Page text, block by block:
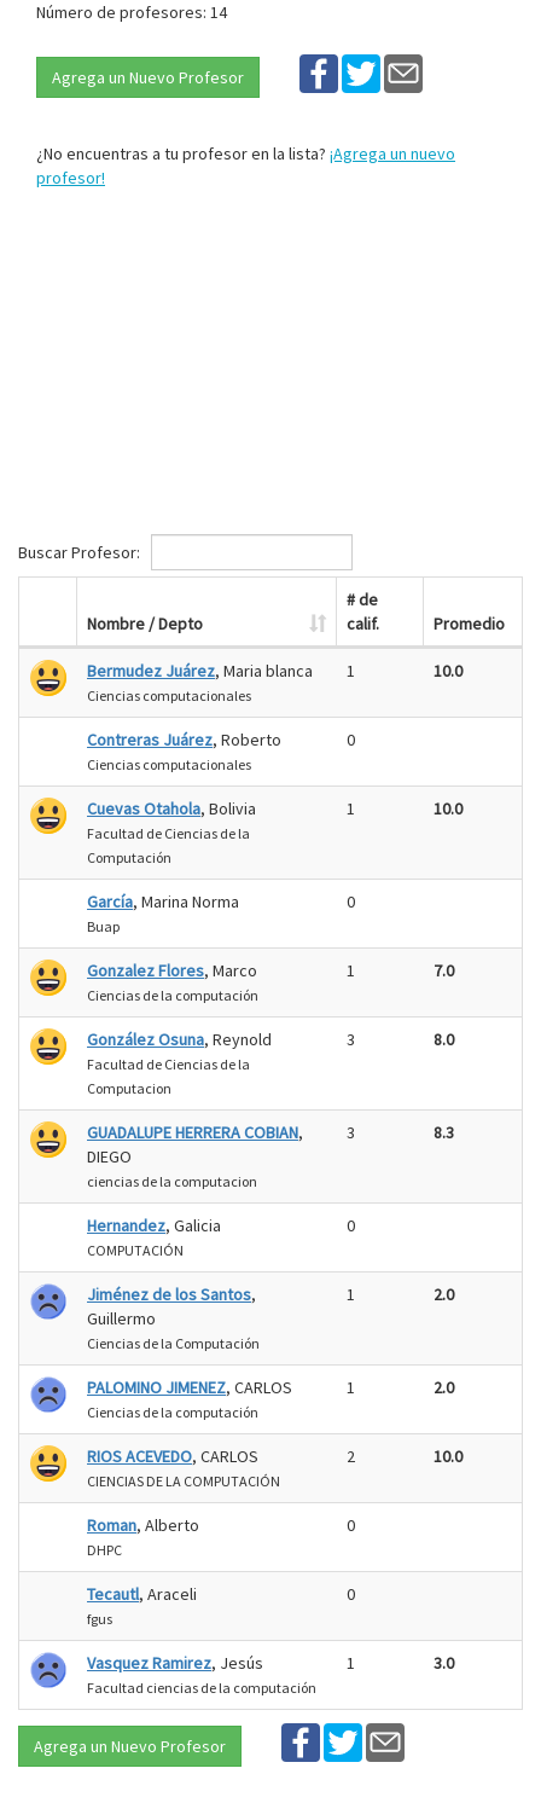
Número de profesores: 14
Agrega un Nuevo Profesor
¿No encuentras a tu profesor en la lista? ¡Agrega un nuevo
profesor!
Buscar Profesor:
Nombre / Depto
# de
calif.
Promedio
Bermudez Juárez, Maria blanca
Ciencias computacionales
1 10.0
Contreras Juárez, Roberto
Ciencias computacionales
0
Cuevas Otahola, Bolivia
Facultad de Ciencias de la
Computación
1 10.0
García, Marina Norma
Buap
0
Gonzalez Flores, Marco
Ciencias de la computación
1 7.0
González Osuna, Reynold
Facultad de Ciencias de la
Computacion
3 8.0
GUADALUPE HERRERA COBIAN,
DIEGO
ciencias de la computacion
3 8.3
Hernandez, Galicia
COMPUTACIÓN
0
Jiménez de los Santos,
Guillermo
Ciencias de la Computación
1 2.0
PALOMINO JIMENEZ, CARLOS
Ciencias de la computación
1 2.0
RIOS ACEVEDO, CARLOS
CIENCIAS DE LA COMPUTACIÓN
2 10.0
Roman, Alberto
DHPC
0
Tecautl, Araceli
fgus
0
Vasquez Ramirez, Jesús
Facultad ciencias de la computación
1 3.0
Agrega un Nuevo Profesor